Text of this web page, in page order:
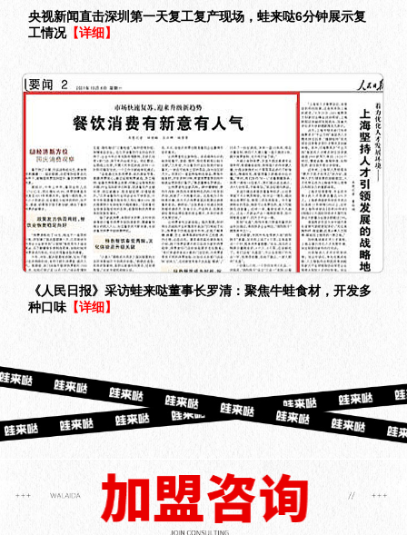
央视新闻直击深圳第一天复工复产现场，蛙来哒6分钟展示复
工情况【详细】
《人民日报》采访蛙来哒董事长罗清：聚焦牛蛙食材，开发多
种口味 【详细】